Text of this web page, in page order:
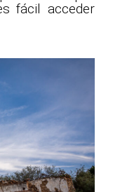
fácil acceder